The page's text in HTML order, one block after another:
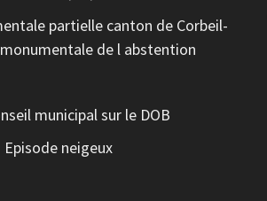
partielle canton de Corbeil-
de l abstention
municipal sur le DOB
Episode neigeux